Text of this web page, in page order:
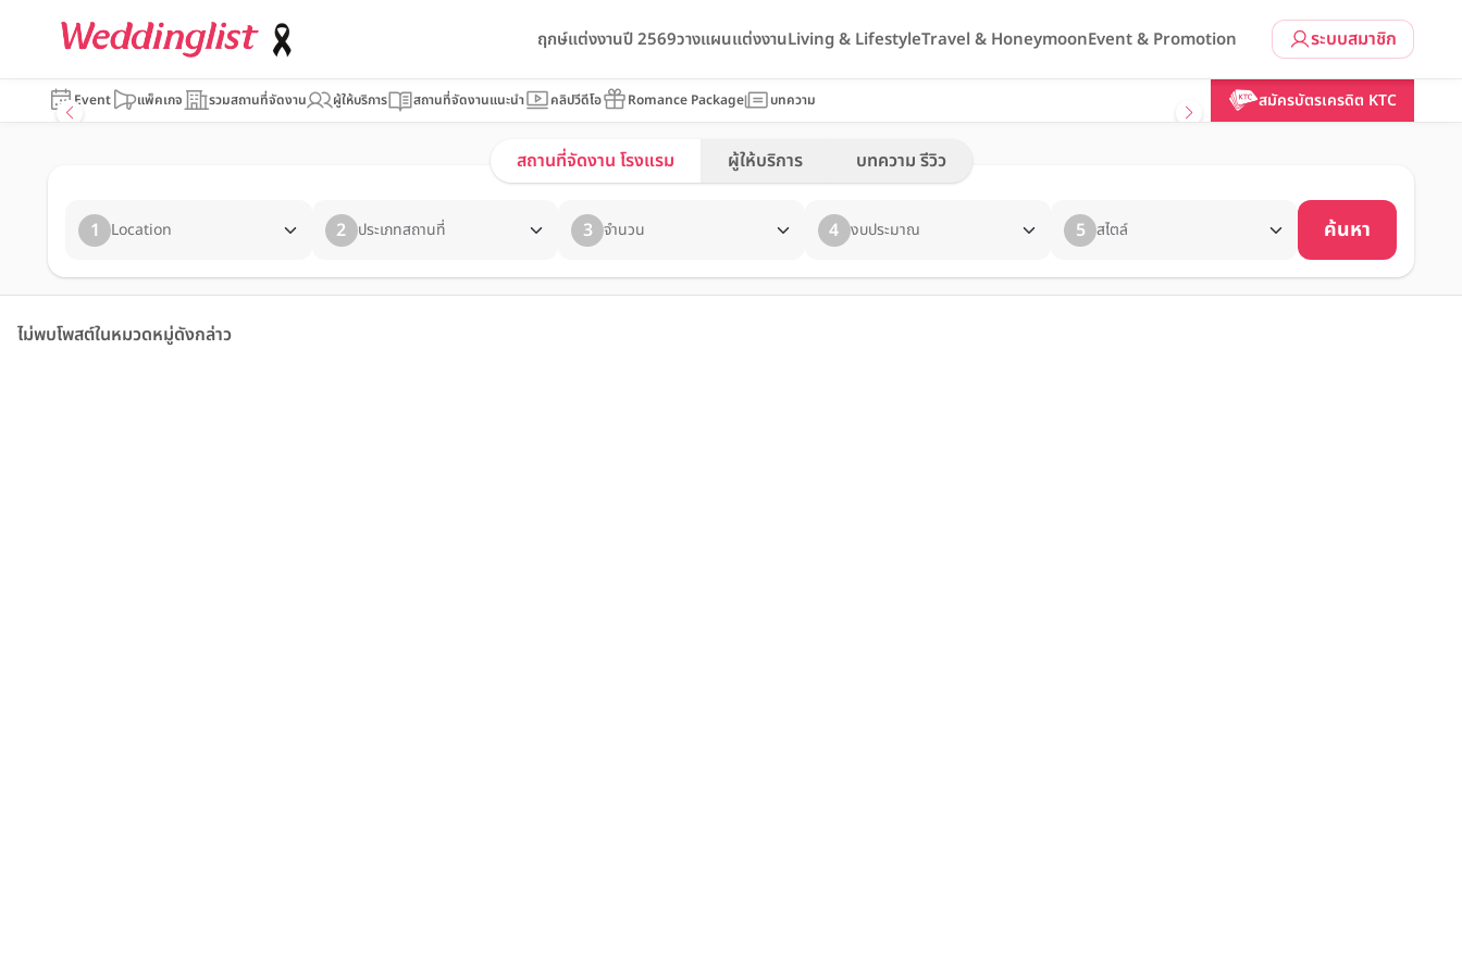
ระบบสมาชิก
ฤกษ์แต่งงานปี 2569วางแผนแต่งงานLiving & LifestyleTravel & HoneymoonEvent & Promotion
Event แพ็คเกจ รวมสถานที่จัดงาน ผู้ให้บริการ สถานที่จัดงานแนะนำ คลิปวีดีโอ Romance Package บทความ สมัครบัตรเครดิต KTC
สถานที่จัดงาน โรงแรม ผู้ให้บริการ บทความ รีวิว
1 Location 2 ประเภทสถานที่ 3 จำนวน 4 งบประมาณ 5 สไตล์ ค้นหา
ไม่พบโพสต์ในหมวดหมู่ดังกล่าว